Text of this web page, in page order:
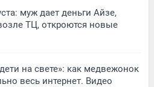
муж дает деньги Айзе,
ТЦ, откроются новые
на свете»: как медвежонок
весь интернет. Видео